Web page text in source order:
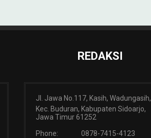
REDAKSI
Jl. Jawa No.117, Kasih, Wadungasih,
Kec. Buduran, Kabupaten Sidoarjo,
Jawa Timur 61252
Phone:
0878-7415-4123